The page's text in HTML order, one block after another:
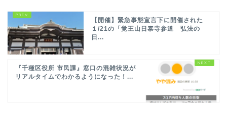
【開催】緊急事態宣言下に開催された
１/21の「覚王山日泰寺参道 弘法の
日...
『千種区役所 市民課』窓口の混雑状況が
リアルタイムでわかるようになった！...